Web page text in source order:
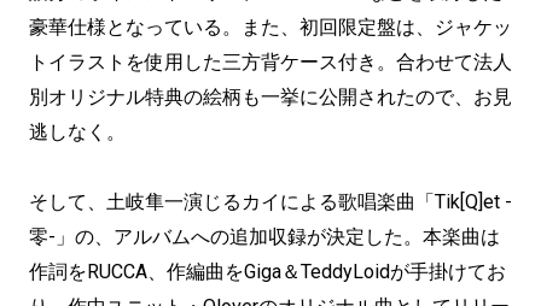
豪華仕様となっている。また、初回限定盤は、ジャケッ
トイラストを使用した三方背ケース付き。合わせて法人
別オリジナル特典の絵柄も一挙に公開されたので、お見
逃しなく。
そして、土岐隼一演じるカイによる歌唱楽曲「Tik[Q]et -
零-」の、アルバムへの追加収録が決定した。本楽曲は
作詞をRUCCA、作編曲をGiga＆TeddyLoidが手掛けてお